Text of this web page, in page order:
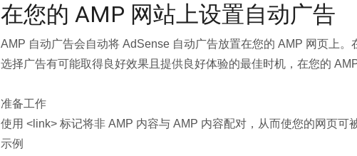
在您的 AMP 网站上设置自动广告
AMP 自动广告会自动将 AdSense 自动广告放置在您的 AMP 网页上
选择广告有可能取得良好效果且提供良好体验的最佳时机，在您的
准备工作
使用 <link> 标记将非 AMP 内容与 AMP 内容配对，从而使您的网页可
示例